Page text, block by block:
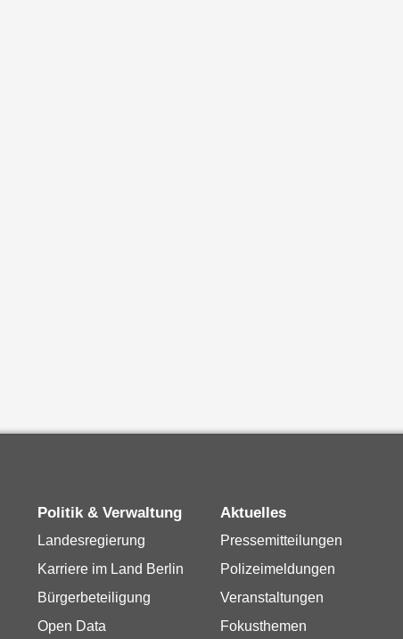
Politik & Verwaltung
Landesregierung
Karriere im Land Berlin
Bürgerbeteiligung
Open Data
Aktuelles
Pressemitteilungen
Polizeimeldungen
Veranstaltungen
Fokusthemen